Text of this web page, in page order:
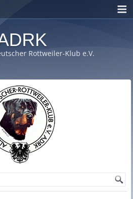
Rottweiler-Klub e.V.